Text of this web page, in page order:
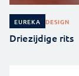
EUREKA DESIGN
Driezijdige rits